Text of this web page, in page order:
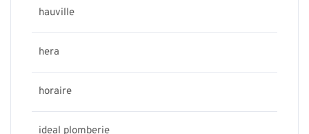
hauville
hera
horaire
ideal plomberie